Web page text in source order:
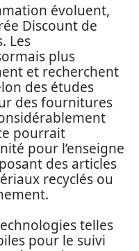
évoluent,
Discount de
Les
plus
et recherchent
des études
des fournitures
pourrait
pour l’enseigne
des articles
recyclés ou
telles
pour le suivi